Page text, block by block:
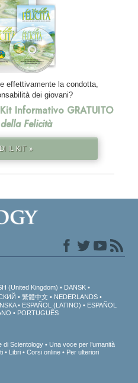
effettivamente la condotta,
dei giovani?
Informativo GRATUITO
Felicità
IL KIT »
(United Kingdom)
DANSK
繁體中文
NEDERLANDS
ESPAÑOL (LATINO)
ESPAÑOL
PORTUGUÊS
di Scientology
Una voce per l’umanità
Libri Corsi online
Per ulteriori